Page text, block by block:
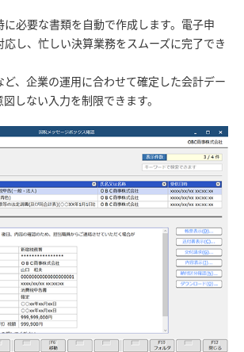
に必要な書類を自動で作成します。電子申
応し、忙しい決算業務をスムーズに完了でき
ど、企業の運用に合わせて確定した会計デー
しない入力を制限できます。